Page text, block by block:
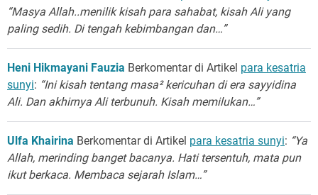
“Masya Allah..menilik kisah para sahabat, kisah Ali yang
paling sedih. Di tengah kebimbangan dan…”
Heni Hikmayani Fauzia Berkomentar di Artikel para kesatria
sunyi: “Ini kisah tentang masa² kericuhan di era sayyidina
Ali. Dan akhirnya Ali terbunuh. Kisah memilukan…”
Ulfa Khairina Berkomentar di Artikel para kesatria sunyi: “Ya
Allah, merinding banget bacanya. Hati tersentuh, mata pun
ikut berkaca. Membaca sejarah Islam…”